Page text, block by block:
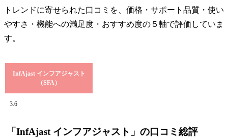
トレンドに寄せられた口コミを、価格・サポート品質・使い
やすさ・機能への満足度・おすすめ度の５軸で評価していま
す。
InfAjast インフアジャスト
（SFA）
3.6
「InfAjast インフアジャスト」の口コミ総評